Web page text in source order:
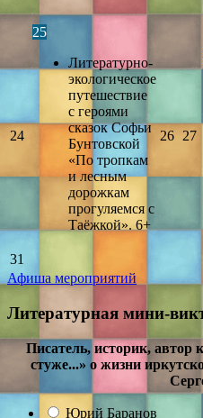
24
25
Литературно-
экологическое
путешествие
с героями
сказок Софьи
Бунтовской
«По тропкам
и лесным
дорожкам
прогуляемся с
Таёжкой». 6+
26 27
31
Афиша мероприятий
Литературная мини-
Писатель, историк, автор
стуже...» о жизни
Юрий Баранов